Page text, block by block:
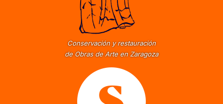
Conservación y restauración
de Obras de Arte en Zaragoza